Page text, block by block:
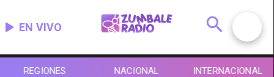
EN VIVO
REGIONES NACIONAL INTERNACIONAL